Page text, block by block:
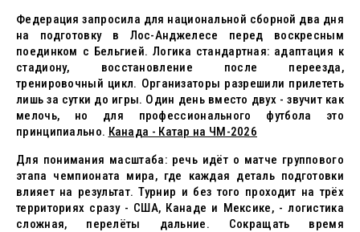
Федерация запросила для национальной сборной два дня
на подготовку в Лос-Анджелесе перед воскресным
поединком с Бельгией. Логика стандартная: адаптация к
стадиону, восстановление после переезда,
тренировочный цикл. Организаторы разрешили прилететь
лишь за сутки до игры. Один день вместо двух - звучит как
мелочь, но для профессионального футбола это
принципиально. Канада - Катар на ЧМ-2026
Для понимания масштаба: речь идёт о матче группового
этапа чемпионата мира, где каждая деталь подготовки
влияет на результат. Турнир и без того проходит на трёх
территориях сразу - США, Канаде и Мексике, - логистика
сложная, перелёты дальние. Сокращать время